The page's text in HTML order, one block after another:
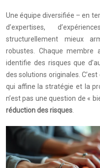
Une équipe diversifiée – en
d’expertises,
structurellement mieux
robustes. Chaque
identifie des risques que
des solutions originales.
qui affine la stratégie et la
n’est pas une question de «
réduction des risques